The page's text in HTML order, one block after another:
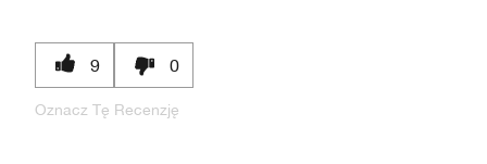
9 0
Oznacz Tę Recenzję